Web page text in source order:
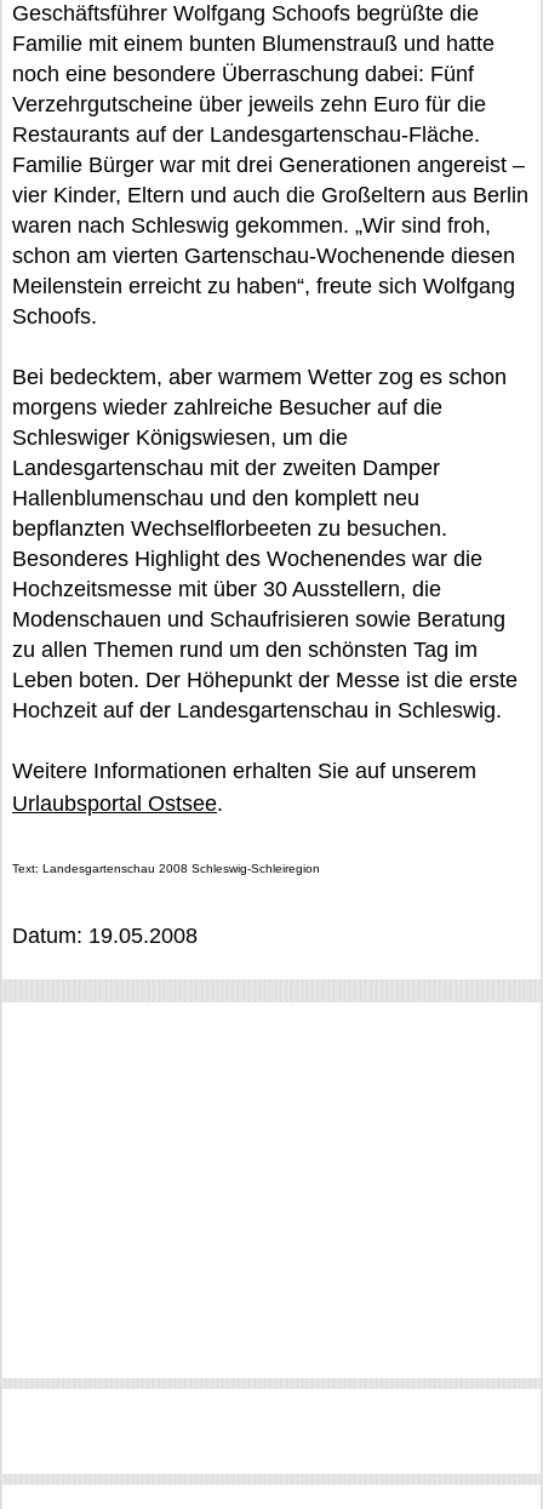
Geschäftsführer Wolfgang Schoofs begrüßte die
Familie mit einem bunten Blumenstrauß und hatte
noch eine besondere Überraschung dabei: Fünf
Verzehrgutscheine über jeweils zehn Euro für die
Restaurants auf der Landesgartenschau-Fläche.
Familie Bürger war mit drei Generationen angereist –
vier Kinder, Eltern und auch die Großeltern aus Berlin
waren nach Schleswig gekommen. „Wir sind froh,
schon am vierten Gartenschau-Wochenende diesen
Meilenstein erreicht zu haben“, freute sich Wolfgang
Schoofs.
Bei bedecktem, aber warmem Wetter zog es schon
morgens wieder zahlreiche Besucher auf die
Schleswiger Königswiesen, um die
Landesgartenschau mit der zweiten Damper
Hallenblumenschau und den komplett neu
bepflanzten Wechselflorbeeten zu besuchen.
Besonderes Highlight des Wochenendes war die
Hochzeitsmesse mit über 30 Ausstellern, die
Modenschauen und Schaufrisieren sowie Beratung
zu allen Themen rund um den schönsten Tag im
Leben boten. Der Höhepunkt der Messe ist die erste
Hochzeit auf der Landesgartenschau in Schleswig.
Weitere Informationen erhalten Sie auf unserem
Urlaubsportal Ostsee.
Text: Landesgartenschau 2008 Schleswig-Schleiregion
Datum: 19.05.2008